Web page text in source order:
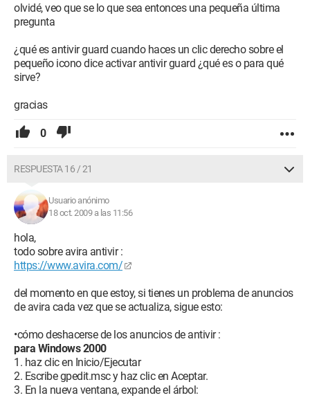
olvidé, veo que se lo que sea entonces una pequeña última
pregunta
¿qué es antivir guard cuando haces un clic derecho sobre el
pequeño icono dice activar antivir guard ¿qué es o para qué
sirve?
gracias
0
RESPUESTA 16 / 21
Usuario anónimo
18 oct. 2009 a las 11:56
hola,
todo sobre avira antivir :
https://www.avira.com/
del momento en que estoy, si tienes un problema de anuncios
de avira cada vez que se actualiza, sigue esto:
•cómo deshacerse de los anuncios de antivir :
para Windows 2000
1. haz clic en Inicio/Ejecutar
2. Escribe gpedit.msc y haz clic en Aceptar.
3. En la nueva ventana, expande el árbol: